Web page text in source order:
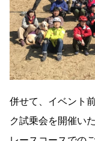
併せて、イベント
ク試乗会を開催い